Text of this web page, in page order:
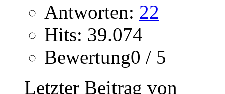
Antworten: 22
Hits: 39.074
Bewertung0 / 5
Letzter Beitrag von